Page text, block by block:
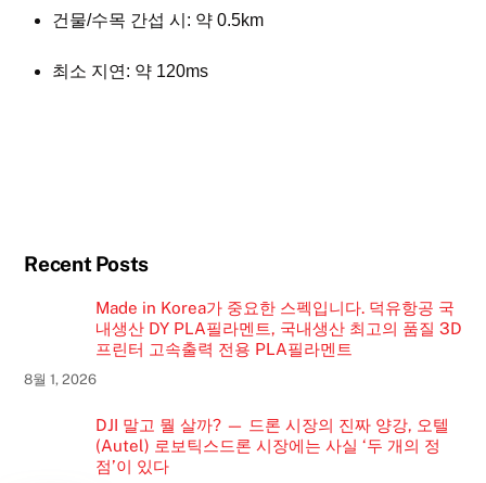
건물/수목 간섭 시: 약 0.5km
최소 지연: 약 120ms
Recent Posts
Made in Korea가 중요한 스펙입니다. 덕유항공 국
내생산 DY PLA필라멘트, 국내생산 최고의 품질 3D
프린터 고속출력 전용 PLA필라멘트
8월 1, 2026
DJI 말고 뭘 살까? — 드론 시장의 진짜 양강, 오텔
(Autel) 로보틱스드론 시장에는 사실 ‘두 개의 정
점’이 있다